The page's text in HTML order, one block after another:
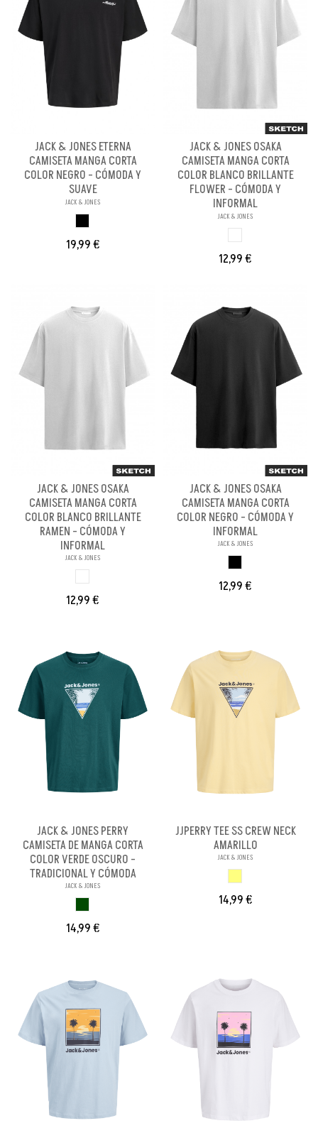
JACK & JONES ETERNA
CAMISETA MANGA CORTA
COLOR NEGRO - CÓMODA Y
SUAVE
JACK & JONES
19,99 €
JACK & JONES OSAKA
CAMISETA MANGA CORTA
COLOR BLANCO BRILLANTE
FLOWER - CÓMODA Y
INFORMAL
JACK & JONES
12,99 €
JACK & JONES OSAKA
CAMISETA MANGA CORTA
COLOR BLANCO BRILLANTE
RAMEN - CÓMODA Y
INFORMAL
JACK & JONES
12,99 €
JACK & JONES OSAKA
CAMISETA MANGA CORTA
COLOR NEGRO - CÓMODA Y
INFORMAL
JACK & JONES
12,99 €
JACK & JONES PERRY
CAMISETA DE MANGA CORTA
COLOR VERDE OSCURO -
TRADICIONAL Y CÓMODA
JACK & JONES
14,99 €
JJPERRY TEE SS CREW NECK
AMARILLO
JACK & JONES
14,99 €